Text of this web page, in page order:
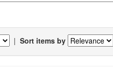
| Sort items by